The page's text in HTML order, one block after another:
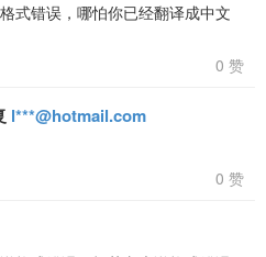
式错误，哪怕你已经翻译成中文
0 赞
l***@hotmail.com
0 赞